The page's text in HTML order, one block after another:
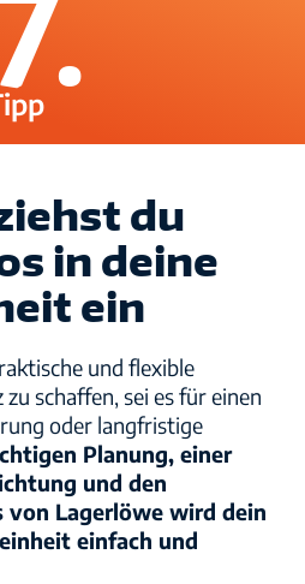
du
in deine
ein
und flexible
schaffen, sei es für einen
oder langfristige
Planung, einer
und den
von Lagerlöwe wird dein
einfach und